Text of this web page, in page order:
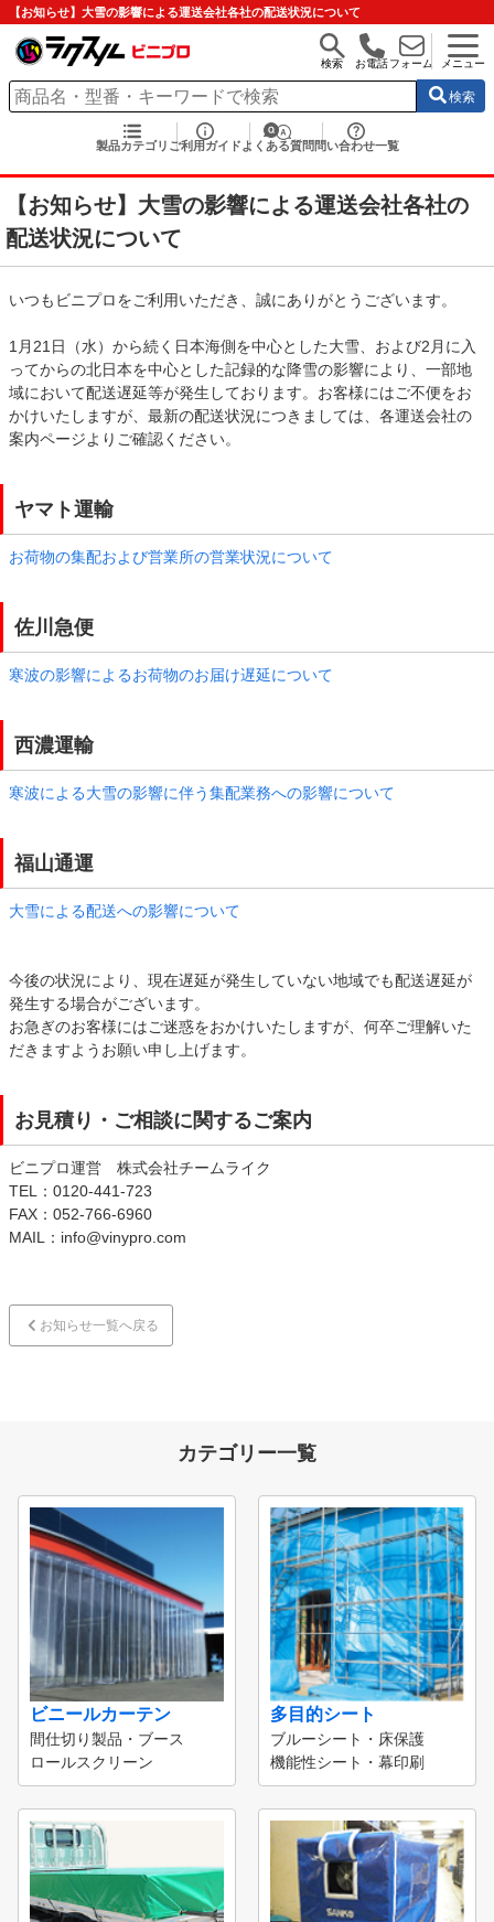
【お知らせ】大雪の影響による運送会社各社の配送状況について
検索 お電話フォーム メニュー
検索
製品カテゴリ ご利用ガイド よくある質問 問い合わせ一覧
【お知らせ】大雪の影響による運送会社各社の
配送状況について
いつもビニプロをご利用いただき、誠にありがとうございます。
1月21日（水）から続く日本海側を中心とした大雪、および2月に入
ってからの北日本を中心とした記録的な降雪の影響により、一部地
域において配送遅延等が発生しております。お客様にはご不便をお
かけいたしますが、最新の配送状況につきましては、各運送会社の
案内ページよりご確認ください。
ヤマト運輸
お荷物の集配および営業所の営業状況について
佐川急便
寒波の影響によるお荷物のお届け遅延について
西濃運輸
寒波による大雪の影響に伴う集配業務への影響について
福山通運
大雪による配送への影響について
今後の状況により、現在遅延が発生していない地域でも配送遅延が
発生する場合がございます。
お急ぎのお客様にはご迷惑をおかけいたしますが、何卒ご理解いた
だきますようお願い申し上げます。
お見積り・ご相談に関するご案内
ビニプロ運営 株式会社チームライク
TEL：0120-441-723
FAX：052-766-6960
MAIL：info@vinypro.com
お知らせ一覧へ戻る
カテゴリー一覧
ビニールカーテン
間仕切り製品・ブース
ロールスクリーン
多目的シート
ブルーシート・床保護
機能性シート・幕印刷